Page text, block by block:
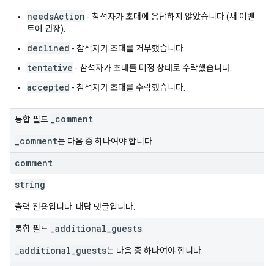
needsAction - 참석자가 초대에 응답하지 않았습니다 (새 이벤
트에 권장).
declined - 참석자가 초대를 거부했습니다.
tentative - 참석자가 초대를 미정 상태로 수락했습니다.
accepted - 참석자가 초대를 수락했습니다.
통합 필드 _comment
_comment는 다음 중 하나여야 합니다.
comment
string
출력 전용입니다. 대답 댓글입니다.
통합 필드 _additional_guests
_additional_guests는 다음 중 하나여야 합니다.